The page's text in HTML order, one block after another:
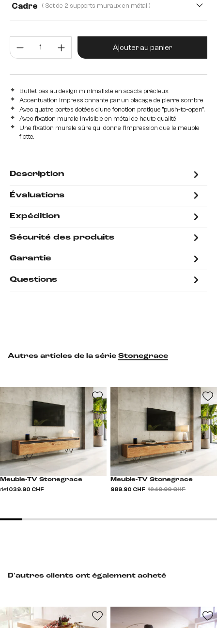
2 compartiments, 4 tiroirs
2 portes, 2 tiroir, 1 compartiment au centre
2 portes, 2 tiroirs, 1 compartiment 3 portes
4 portes
Cadre ( Set de 2 supports muraux en métal )
Quantité de produit : Entrez la
Ajouter au panier
Buffet bas au design minimaliste en acacia précieux
Accentuation impressionnante par un placage de pierre sombre
Avec quatre portes dotées d'une fonction pratique "push-to-open".
Avec fixation murale invisible en métal de haute qualité
Une fixation murale sûre qui donne l'impression que le meuble
flotte.
Description
Évaluations
Expédition
Sécurité des produits
Garantie
Questions
D'autres clients ont également acheté
Autres articles de la série Stonegrace
Meuble-TV Stonegrace
de1 039.90 CHF
Meuble-TV Stonegrace
989.90 CHF 1 249.90 CHF